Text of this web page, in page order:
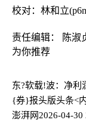
校对：林和立
责任编辑： 陈淑
为你推荐
东?软载!波：净利
{券}报头版头条<
澎湃网2026-04-30